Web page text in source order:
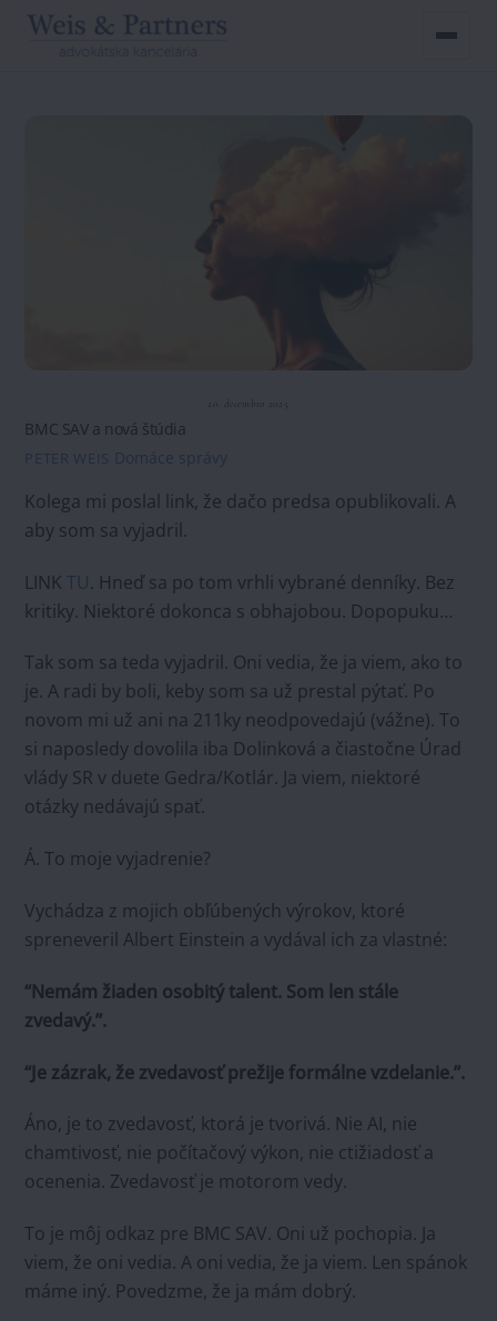
20. decembra 2025
BMC SAV a nová štúdia
PETER WEIS Domáce správy
Kolega mi poslal link, že dačo predsa opublikovali. A
aby som sa vyjadril.
LINKTU. Hneď sa po tom vrhli vybrané denníky. Bez
kritiky. Niektoré dokonca s obhajobou. Dopopuku…
Tak som sa teda vyjadril. Oni vedia, že ja viem, ako to
je. A radi by boli, keby som sa už prestal pýtať. Po
novom mi už ani na 211ky neodpovedajú (vážne). To
si naposledy dovolila iba Dolinková a čiastočne Úrad
vlády SR v duete Gedra/Kotlár. Ja viem, niektoré
otázky nedávajú spať.
Á. To moje vyjadrenie?
Vychádza z mojich obľúbených výrokov, ktoré
spreneveril Albert Einstein a vydával ich za vlastné:
“Nemám žiaden osobitý talent. Som len stále
zvedavý.”.
“Je zázrak, že zvedavosť prežije formálne vzdelanie.”.
Áno, je to zvedavosť, ktorá je tvorivá. Nie AI, nie
chamtivosť, nie počítačový výkon, nie ctižiadosť a
ocenenia. Zvedavosť je motorom vedy.
To je môj odkaz pre BMC SAV. Oni už pochopia. Ja
viem, že oni vedia. A oni vedia, že ja viem. Len spánok
máme iný. Povedzme, že ja mám dobrý.